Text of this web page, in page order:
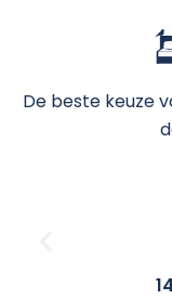
De beste keuze